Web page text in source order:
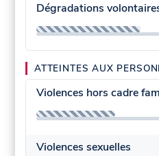
Dégradations
ATTEINTES AUX
Violences hors cadre
Violences sexuelles